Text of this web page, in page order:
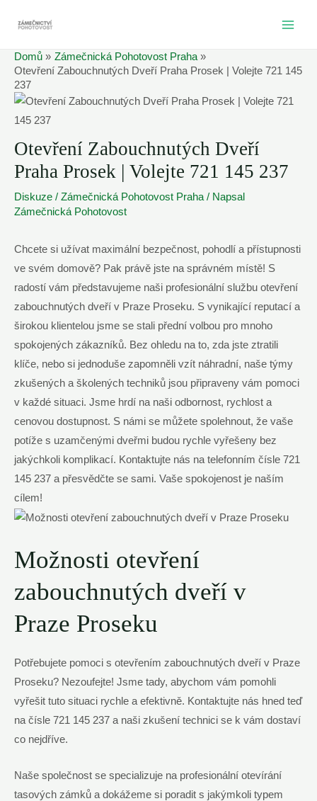
Domů
Zámečnická Pohotovost Praha
Otevření Zabouchnutých Dveří Praha Prosek | Volejte 721 145
237
Otevření Zabouchnutých Dveří
Praha Prosek | Volejte 721 145 237
Diskuze / Zámečnická Pohotovost Praha / Napsal
Zámečnická Pohotovost
Chcete si užívat maximální bezpečnost, pohodlí a přístupnosti
ve svém domově? Pak právě jste na správném místě! S
radostí vám představujeme naši profesionální službu otevření
zabouchnutých dveří v Praze Proseku. S vynikající reputací a
širokou klientelou jsme se stali přední volbou pro mnoho
spokojených zákazníků. Bez ohledu na to, zda jste ztratili
klíče, nebo si jednoduše zapomněli vzít náhradní, naše týmy
zkušených a školených techniků jsou připraveny vám pomoci
v každé situaci. Jsme hrdí na naši odbornost, rychlost a
cenovou dostupnost. S námi se můžete spolehnout, že vaše
potíže s uzamčenými dveřmi budou rychle vyřešeny bez
jakýchkoli komplikací. Kontaktujte nás na telefonním čísle 721
145 237 a přesvědčte se sami. Vaše spokojenost je naším
cílem!
Možnosti otevření
zabouchnutých dveří v
Praze Proseku
Potřebujete pomoci s otevřením zabouchnutých dveří v Praze
Proseku? Nezoufejte! Jsme tady, abychom vám pomohli
vyřešit tuto situaci rychle a efektivně. Kontaktujte nás hned teď
na čísle 721 145 237 a naši zkušení technici se k vám dostaví
co nejdříve.
Naše společnost se specializuje na profesionální otevírání
tasových zámků a dokážeme si poradit s jakýmkoli typem